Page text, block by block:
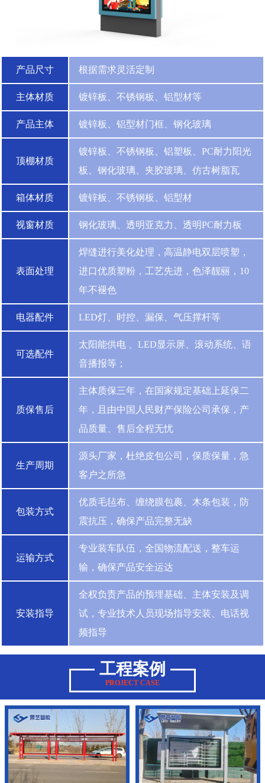
产品尺寸 根据需求灵活定制
主体材质 镀锌板、不锈钢板、铝型材等
产品主体 镀锌板、铝型材门框、钢化玻璃
顶棚材质
镀锌板、不锈钢板、铝塑板、PC耐力阳光
板、钢化玻璃、夹胶玻璃、仿古树脂瓦
箱体材质 镀锌板、不锈钢板、铝型材
视窗材质 钢化玻璃、透明亚克力、透明PC耐力板
表面处理
焊缝进行美化处理，高温静电双层喷塑，
进口优质塑粉，工艺先进，色泽靓丽，10
年不褪色
电器配件 LED灯、时控、漏保、气压撑杆等
可选配件
太阳能供电 、LED显示屏、滚动系统、语
音播报等；
质保售后
主体质保三年，在国家规定基础上延保二
年，且由中国人民财产保险公司承保，产
品质量、售后全程无忧
生产周期
源头厂家，杜绝皮包公司，保质保量，急
客户之所急
包装方式
优质毛毡布、缠绕膜包裹、木条包装，防
震抗压，确保产品完整无缺
运输方式
专业装车队伍，全国物流配送，整车运
输，确保产品安全运达
安装指导
全权负责产品的预埋基础、主体安装及调
试，专业技术人员现场指导安装、电话视
频指导
工程案例
PROJECT CASE